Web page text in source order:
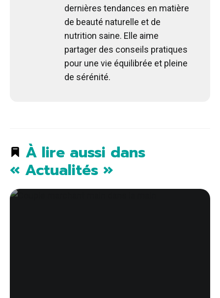
dernières tendances en matière
de beauté naturelle et de
nutrition saine. Elle aime
partager des conseils pratiques
pour une vie équilibrée et pleine
de sérénité.
À lire aussi dans
« Actualités »